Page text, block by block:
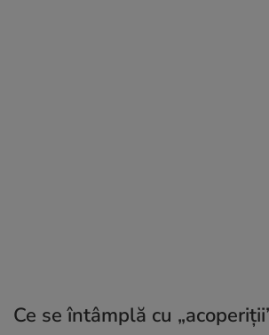
Ce se întâmplă cu